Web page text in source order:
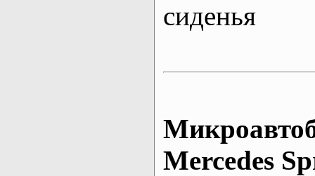
сиденья
Mеrcedes